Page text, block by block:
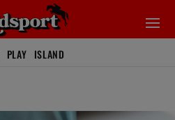
PLAY ISLAND